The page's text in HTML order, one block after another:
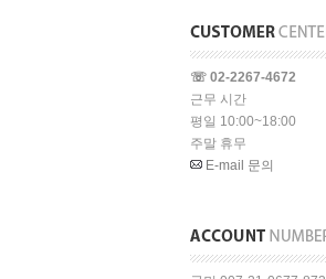
☏ 02-2267-4672
근무 시간
평일 10:00~18:00
주말 휴무
E-mail 문의